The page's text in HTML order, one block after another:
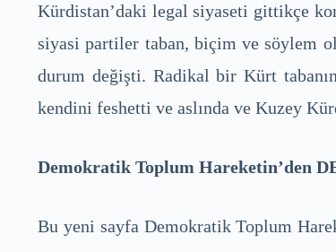
Kürdistan’daki legal siyaseti gittikçe
siyasi partiler taban, biçim ve söylem
durum değişti. Radikal bir Kürt
kendini feshetti ve aslında ve Kuzey
Demokratik Toplum Hareketin’den
Bu yeni sayfa Demokratik Toplum